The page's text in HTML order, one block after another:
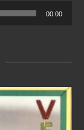
00:00